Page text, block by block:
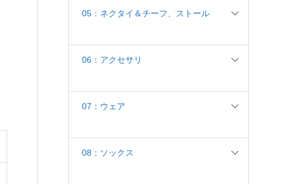
05：ネクタイ＆チーフ、ストール
06：アクセサリ
07：ウェア
08：ソックス